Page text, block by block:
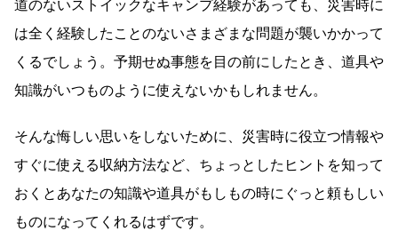
道のないストイックなキャンプ経験があっても、災害時に
は全く経験したことのないさまざまな問題が襲いかかって
くるでしょう。予期せぬ事態を目の前にしたとき、道具や
知識がいつものように使えないかもしれません。
そんな悔しい思いをしないために、災害時に役立つ情報や
すぐに使える収納方法など、ちょっとしたヒントを知って
おくとあなたの知識や道具がもしもの時にぐっと頼もしい
ものになってくれるはずです。